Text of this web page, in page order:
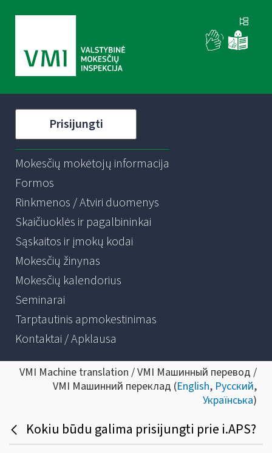
Prisijungti
Mokesčių mokėtojų informacija
Formos
Rinkmenos / Atviri duomenys
Skaičiuoklės ir pagalbininkai
Sąskaitos ir įmokų kodai
Mokesčių žinynas
Mokesčių kalendorius
Seminarai
Tarptautinis apmokestinimas
Kontaktai / Apklausa
VMI Machine translation / VMI Машинный перевод /
VMI Машинний переклад (English, Русский,
Українська)
Kokiu būdu galima prisijungti prie i.APS?